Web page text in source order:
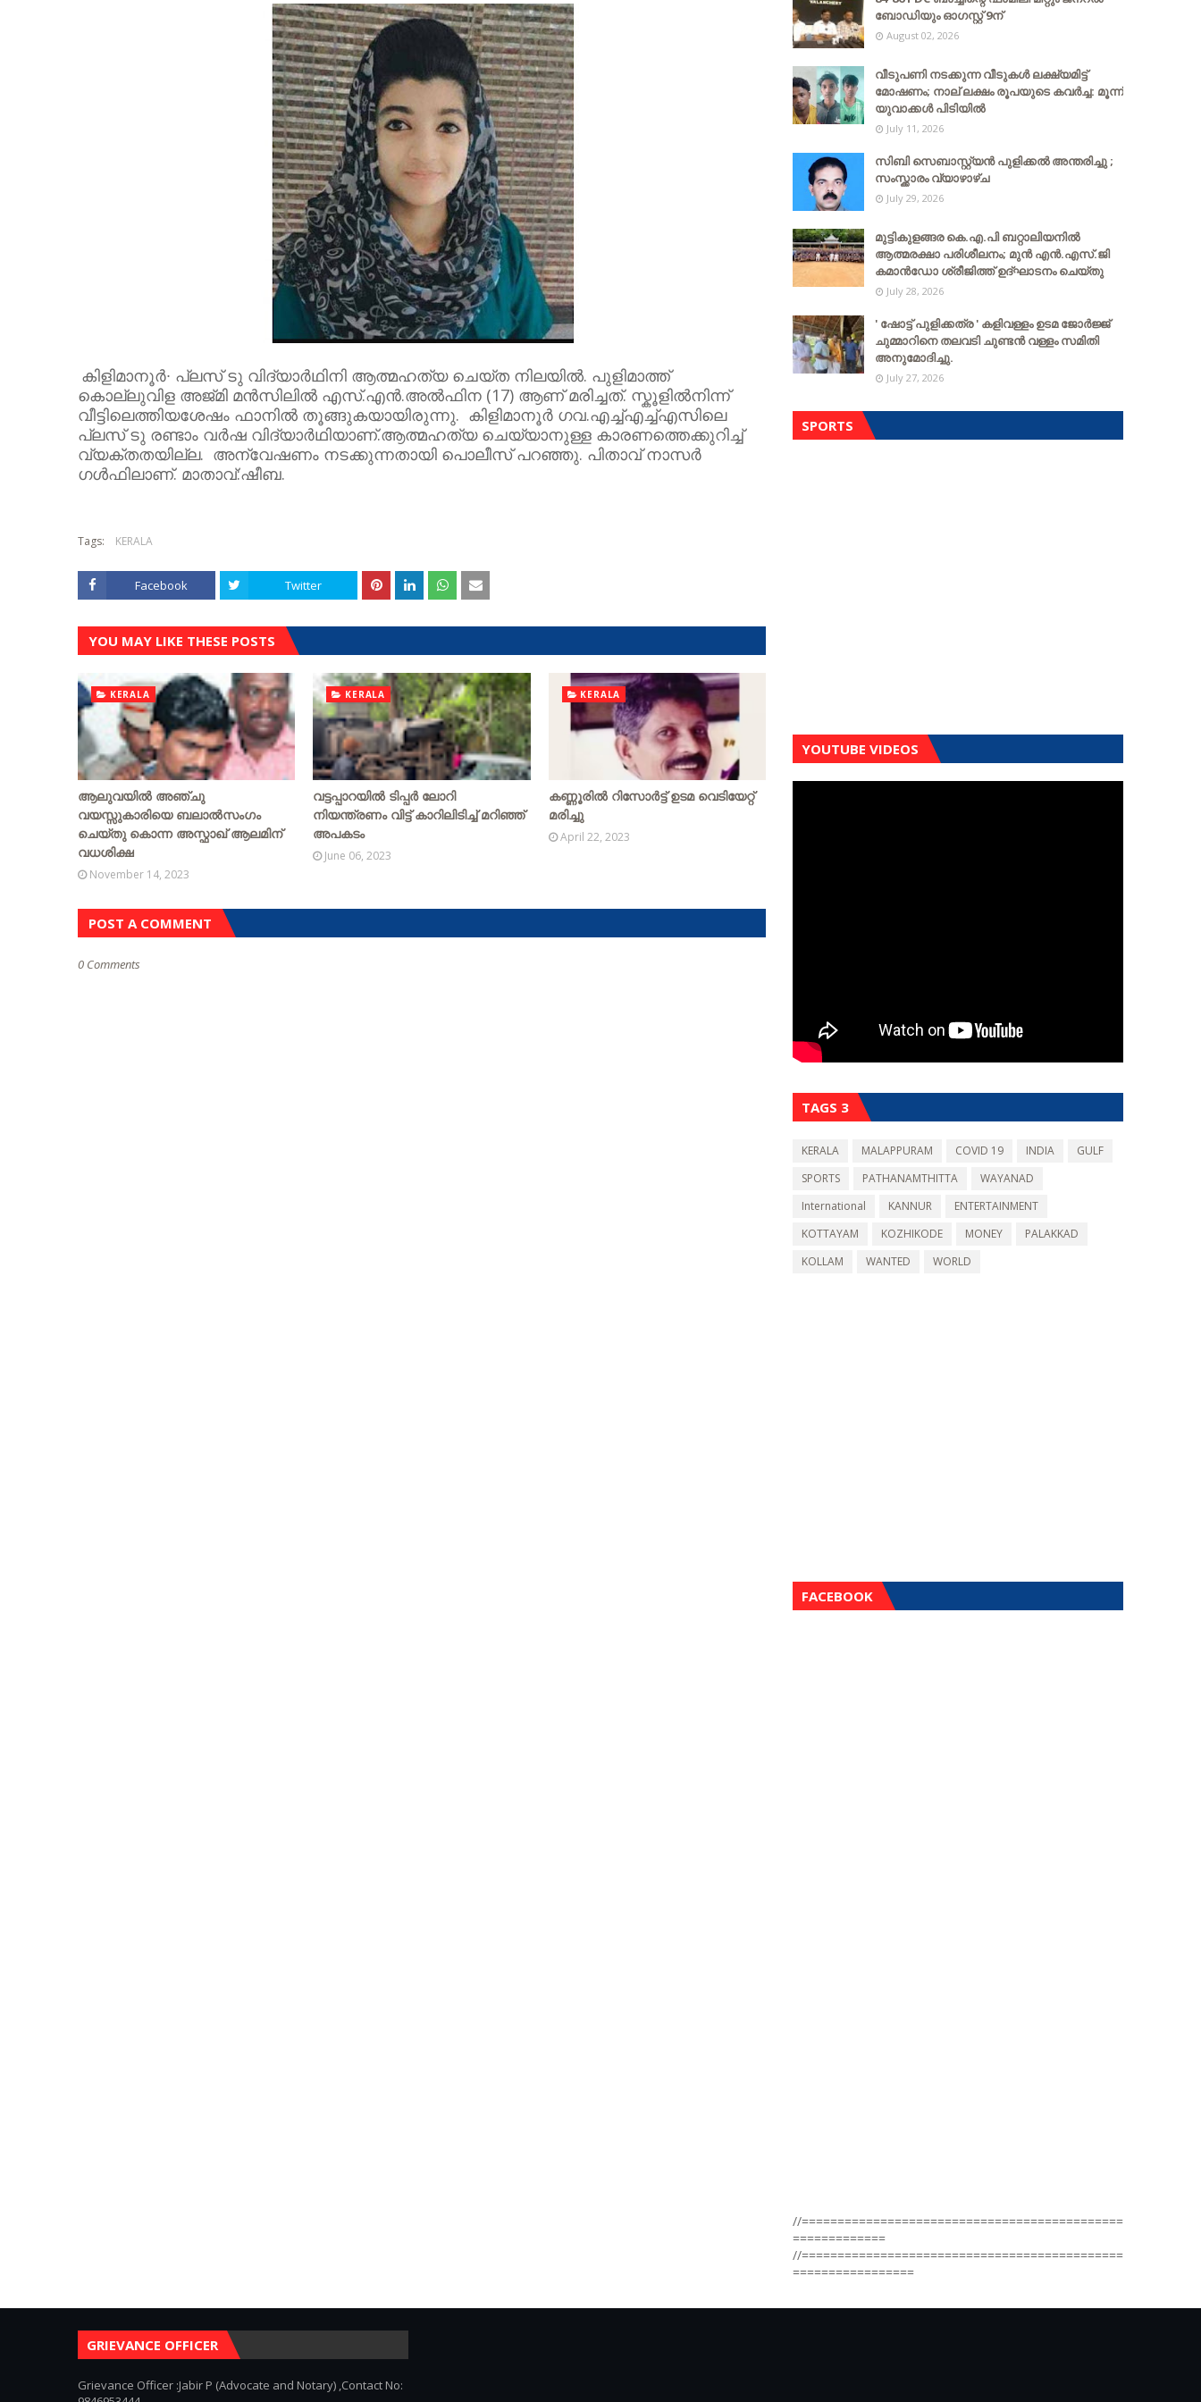
കിളിമാനൂർ∙ പ്ലസ് ടു വിദ്യാർഥിനി ആത്മഹത്യ ചെയ്ത നിലയിൽ. പുളിമാത്ത്
കൊല്ലുവിള അജ്മി മൻസിലിൽ എസ്.എൻ.അൽഫിന (17) ആണ് മരിച്ചത്. സ്കൂളിൽനിന്ന്
വീട്ടിലെത്തിയശേഷം ഫാനിൽ തൂങ്ങുകയായിരുന്നു. കിളിമാനൂർ ഗവ.എച്ച്എച്ച്എസിലെ
പ്ലസ് ടു രണ്ടാം വർഷ വിദ്യാർഥിയാണ്.ആത്മഹത്യ ചെയ്യാനുള്ള കാരണത്തെക്കുറിച്ച്
വ്യക്തതയില്ല. അന്വേഷണം നടക്കുന്നതായി പൊലീസ് പറഞ്ഞു. പിതാവ് നാസർ
ഗൾഫിലാണ്. മാതാവ്:ഷീബ.
Tags: KERALA
Facebook Twitter
YOU MAY LIKE THESE POSTS
KERALA
ആലുവയിൽ അഞ്ചു
വയസ്സുകാരിയെ ബലാൽസംഗം
ചെയ്‌തു കൊന്ന അസ്ഫാഖ് ആലമിന്
വധശിക്ഷ
November 14, 2023
KERALA
വട്ടപ്പാറയില്‍ ടിപ്പര്‍ ലോറി
നിയന്ത്രണം വിട്ട് കാറിലിടിച്ച് മറിഞ്ഞ്
അപകടം
June 06, 2023
KERALA
കണ്ണൂരിൽ റിസോർട്ട് ഉടമ വെടിയേറ്റ്
മരിച്ചു
April 22, 2023
POST A COMMENT
0 Comments
ബോഡിയും ഓഗസ്റ്റ് 9ന്
August 02, 2026
വീടുപണി നടക്കുന്ന വീടുകൾ ലക്ഷ്യമിട്ട്
മോഷണം; നാല് ലക്ഷം രൂപയുടെ കവർച്ച: മൂന്ന്
യുവാക്കൾ പിടിയിൽ
July 11, 2026
സിബി സെബാസ്റ്റ്യന്‍ പുളിക്കല്‍ അന്തരിച്ചു ;
സംസ്ക്കാരം വ്യാഴാഴ്ച
July 29, 2026
മുട്ടികുളങ്ങര കെ.എ.പി ബറ്റാലിയനിൽ
ആത്മരക്ഷാ പരിശീലനം; മുൻ എൻ.എസ്.ജി
കമാൻഡോ ശ്രീജിത്ത് ഉദ്ഘാടനം ചെയ്തു
July 28, 2026
' ഷോട്ട് പുളിക്കത്ര ' കളിവള്ളം ഉടമ ജോർജ്ജ്
ചുമ്മാറിനെ തലവടി ചുണ്ടൻ വള്ളം സമിതി
അനുമോദിച്ചു.
July 27, 2026
SPORTS
YOUTUBE VIDEOS
TAGS 3
KERALA MALAPPURAM COVID 19 INDIA
GULF
SPORTS
PATHANAMTHITTA
WAYANAD
International
KANNUR
ENTERTAINMENT
KOTTAYAM
KOZHIKODE MONEY
PALAKKAD
KOLLAM
WANTED WORLD
FACEBOOK
//=============================================
=============
//=============================================
=================
GRIEVANCE OFFICER
Grievance Officer :Jabir P (Advocate and Notary) ,Contact No: